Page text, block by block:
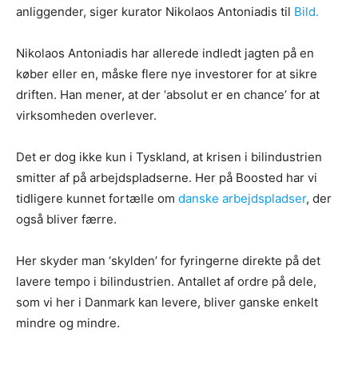
anliggender, siger kurator Nikolaos Antoniadis til Bild.
Nikolaos Antoniadis har allerede indledt jagten på en
køber eller en, måske flere nye investorer for at sikre
driften. Han mener, at der ‘absolut er en chance’ for at
virksomheden overlever.
Det er dog ikke kun i Tyskland, at krisen i bilindustrien
smitter af på arbejdspladserne. Her på Boosted har vi
tidligere kunnet fortælle om danske arbejdspladser, der
også bliver færre.
Her skyder man ‘skylden’ for fyringerne direkte på det
lavere tempo i bilindustrien. Antallet af ordre på dele,
som vi her i Danmark kan levere, bliver ganske enkelt
mindre og mindre.